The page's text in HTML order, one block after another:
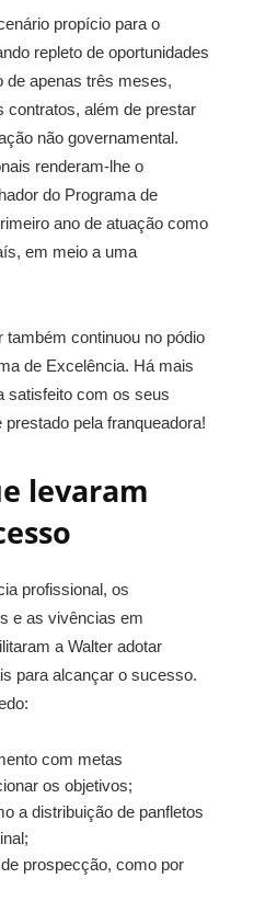
propício para o
repleto de oportunidades
apenas três meses,
contratos, além de prestar
não governamental.
renderam-lhe o
do Programa de
ano de atuação como
em meio a uma
também continuou no pódio
de Excelência. Há mais
satisfeito com os seus
pela franqueadora!
levaram
profissional, os
e as vivências em
a Walter adotar
para alcançar o sucesso.
com metas
os objetivos;
a distribuição de panfletos
prospecção, como por